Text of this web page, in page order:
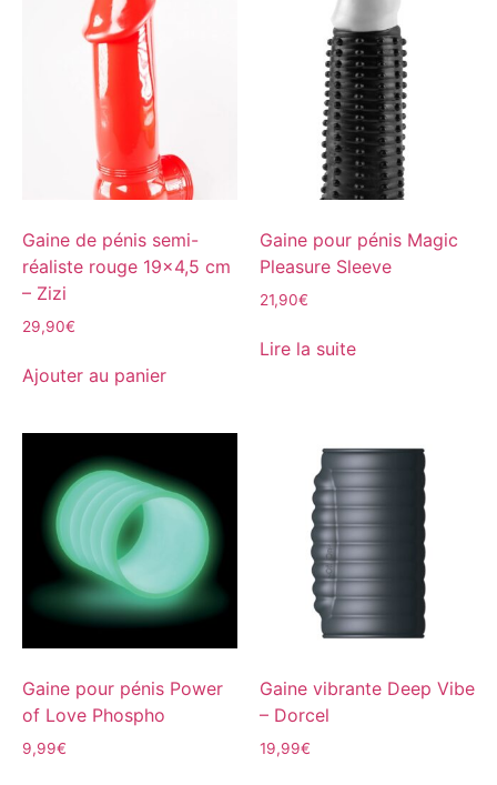
Gaine de pénis semi-
réaliste rouge 19×4,5 cm
– Zizi
29,90€
Ajouter au panier
Gaine pour pénis Magic
Pleasure Sleeve
21,90€
Lire la suite
Gaine pour pénis Power
of Love Phospho
9,99€
Gaine vibrante Deep Vibe
– Dorcel
19,99€